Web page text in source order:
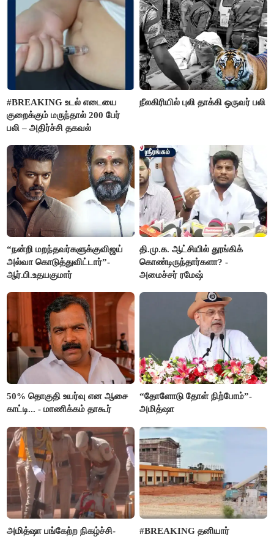
#BREAKING உடல் எடையை
குறைக்கும் மருந்தால் 200 பேர்
பலி – அதிர்ச்சி தகவல்
நீலகிரியில் புலி தாக்கி ஒருவர் பலி
“நன்றி மறந்தவர்களுக்குவிஜய்
அல்வா கொடுத்துவிட்டார்”-
ஆர்.பி.உதயகுமார்
தி.மு.க. ஆட்சியில் தூங்கிக்
கொண்டிருந்தார்களா? -
அமைச்சர் ரமேஷ்
50% தொகுதி உயர்வு என ஆசை
காட்டி... - மாணிக்கம் தாகூர்
“தோளோடு தோள் நிற்போம்”-
அமித்ஷா
அமித்ஷா பங்கேற்ற நிகழ்ச்சி-
#BREAKING தனியார்